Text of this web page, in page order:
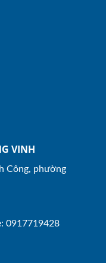
VINH
Công, phường
0917719428